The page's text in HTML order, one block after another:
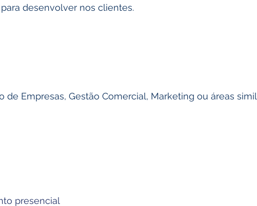
desenvolver nos clientes.
de Empresas, Gestão Comercial, Marketing ou áreas
presencial